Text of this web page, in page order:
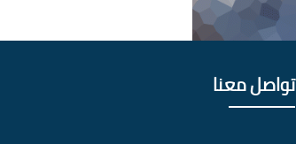
تواصل معنا